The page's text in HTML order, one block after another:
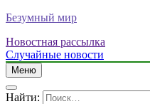
Безумный мир
Новостная рассылка
Случайные новости
Меню
Найти: